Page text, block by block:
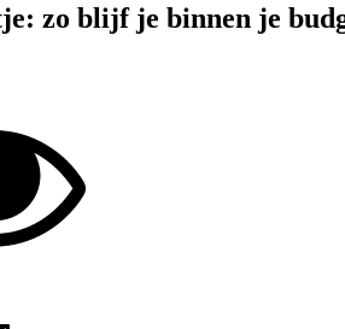
zo blijf je binnen je